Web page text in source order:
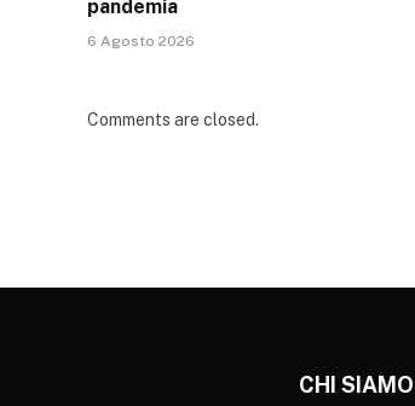
pandemia
6 Agosto 2026
Comments are closed.
CHI SIAMO